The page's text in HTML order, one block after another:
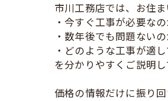
市川工務店では、お住
・今すぐ工事が必要な
・数年後でも問題ない
・どのような工事が適
を分かりやすくご説明し
価格の情報だけに振り